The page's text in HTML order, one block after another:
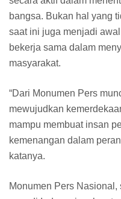
bangsa. Bukan hal yang
saat ini juga menjadi
bekerja sama dalam
masyarakat.
“Dari Monumen Pers
mewujudkan
mampu membuat insan
kemenangan dalam
katanya.
Monumen Pers